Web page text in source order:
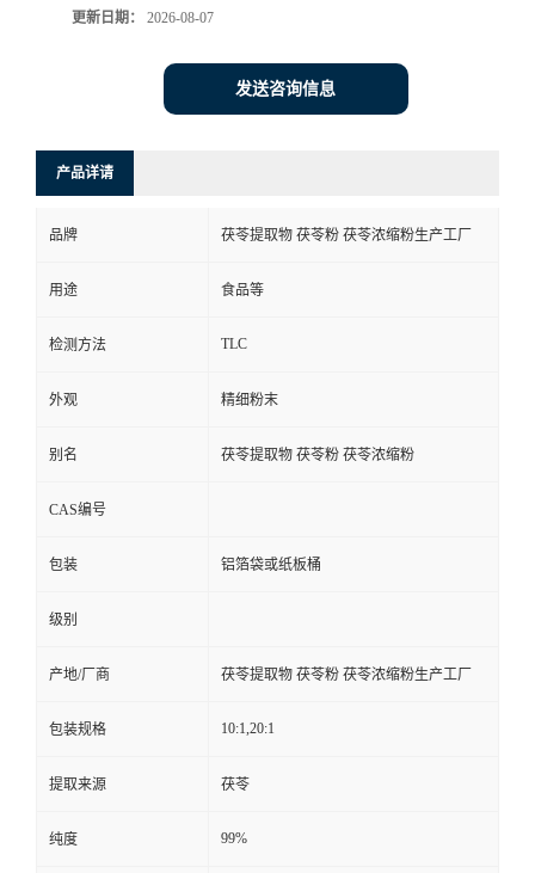
更新日期： 2026-08-07
发送咨询信息
产品详请
品牌 茯苓提取物 茯苓粉 茯苓浓缩粉生产工厂
用途 食品等
检测方法 TLC
外观 精细粉末
别名 茯苓提取物 茯苓粉 茯苓浓缩粉
CAS编号
包装 铝箔袋或纸板桶
级别
产地/厂商 茯苓提取物 茯苓粉 茯苓浓缩粉生产工厂
包装规格 10:1,20:1
提取来源 茯苓
纯度 99%